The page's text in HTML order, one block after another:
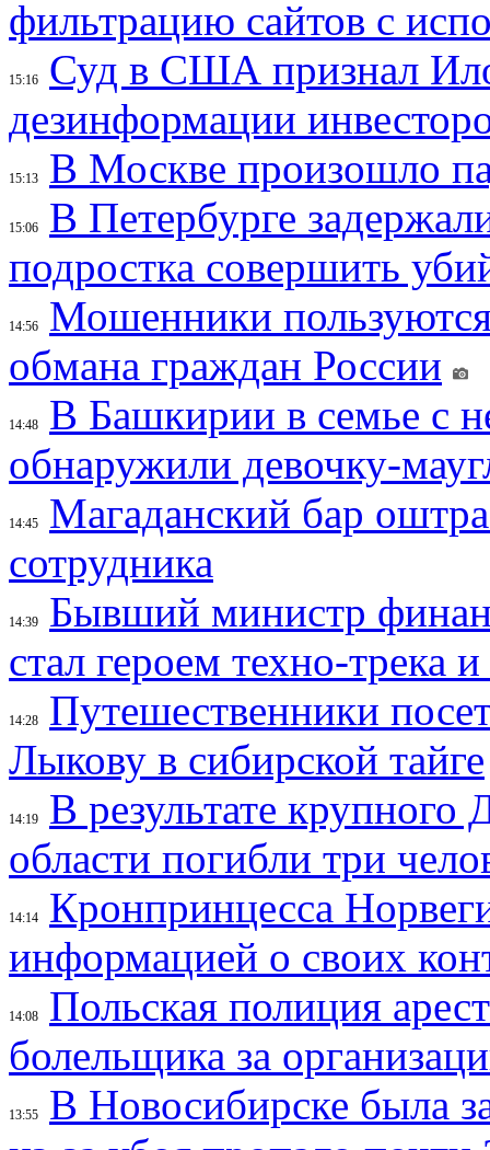
фильтрацию сайтов с
15:16
Суд в США признал
дезинформации
15:13 В Москве произошло
15:06
В Петербурге
подростка совершить
14:56
Мошенники
обмана граждан России
14:48
В Башкирии в семье с
обнаружили девочку-
14:45
Магаданский бар
сотрудника
14:39
Бывший министр
стал героем техно-трека
14:28
Путешественники
Лыкову в сибирской тайге
14:19
В результате крупного
области погибли три
14:14
Кронпринцесса
информацией о своих
14:08
Польская полиция
болельщика за
13:55
В Новосибирске была